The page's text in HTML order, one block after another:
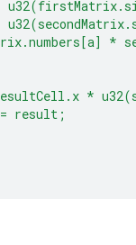
*
*
result;